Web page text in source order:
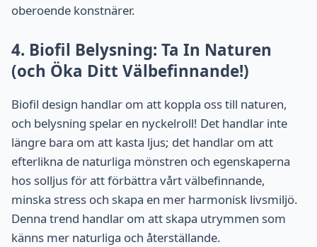
oberoende konstnärer.
4. Biofil Belysning: Ta In Naturen
(och Öka Ditt Välbefinnande!)
Biofil design handlar om att koppla oss till naturen,
och belysning spelar en nyckelroll! Det handlar inte
längre bara om att kasta ljus; det handlar om att
efterlikna de naturliga mönstren och egenskaperna
hos solljus för att förbättra vårt välbefinnande,
minska stress och skapa en mer harmonisk livsmiljö.
Denna trend handlar om att skapa utrymmen som
känns mer naturliga och återställande.